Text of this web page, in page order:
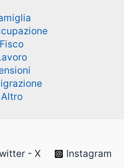
Fisco
Altro
- X Instagram